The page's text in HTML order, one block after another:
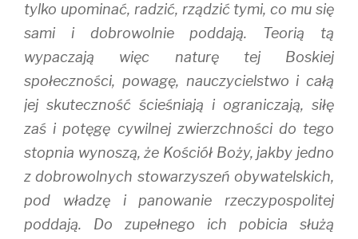
tylko upominać, radzić, rządzić tymi, co mu się
sami i dobrowolnie poddają. Teorią tą
wypaczają więc naturę tej Boskiej
społeczności, powagę, nauczycielstwo i całą
jej skuteczność ścieśniają i ograniczają, siłę
zaś i potęgę cywilnej zwierzchności do tego
stopnia wynoszą, że Kościół Boży, jakby jedno
z dobrowolnych stowarzyszeń obywatelskich,
pod władzę i panowanie rzeczypospolitej
poddają. Do zupełnego ich pobicia służą